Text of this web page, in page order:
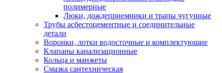
полимерные
Люки, дождеприемники и трапы чугунные
Трубы асбестоцементные и соединительные
детали
Воронки, лотки водосточные и комплектующие
Клапаны канализационные
Кольца и манжеты
Смазка сантехническая